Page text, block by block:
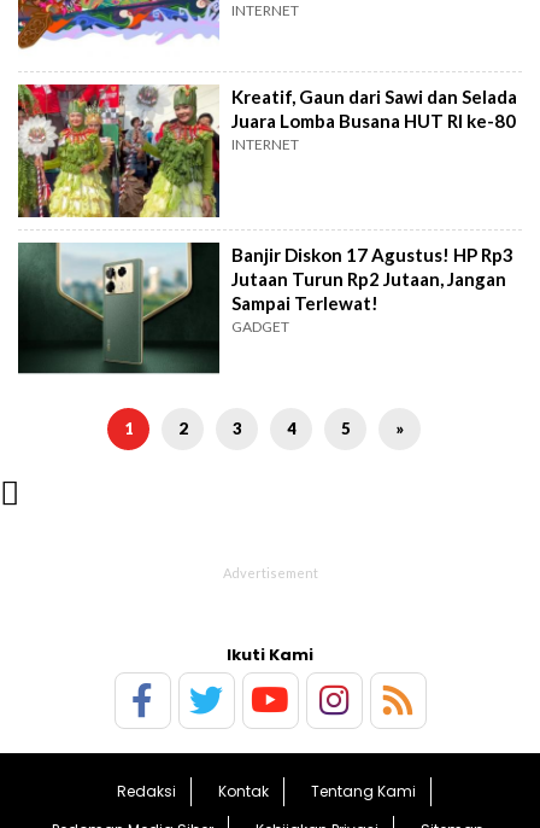
INTERNET
Kreatif, Gaun dari Sawi dan Selada
Juara Lomba Busana HUT RI ke-80
INTERNET
Banjir Diskon 17 Agustus! HP Rp3
Jutaan Turun Rp2 Jutaan, Jangan
Sampai Terlewat!
GADGET
1 2 3 4 5 »

Ikuti Kami
Redaksi Kontak
Tentang Kami